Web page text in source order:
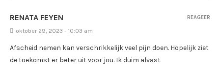
RENATA FEYEN
oktober 29, 2023 - 10:03 am
Afscheid nemen kan verschrikkelijk veel pijn doen. Hopelijk ziet
de toekomst er beter uit voor jou. Ik duim alvast
REAGEER